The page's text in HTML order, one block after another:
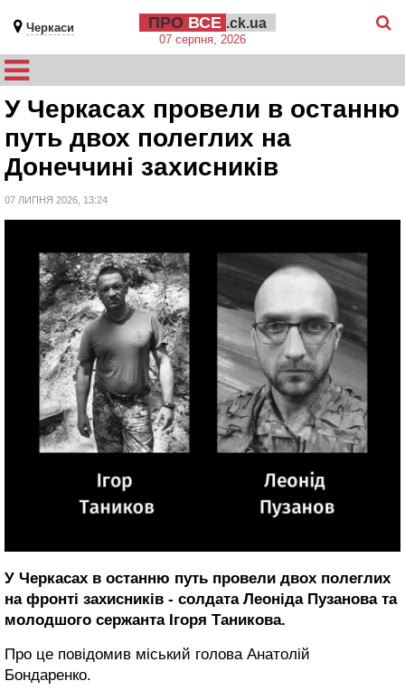
Черкаси ПРО ВСЕ .ck.ua
07 серпня, 2026
У Черкасах провели в останню
путь двох полеглих на
Донеччині захисників
07 ЛИПНЯ 2026, 13:24
У Черкасах в останню путь провели двох полеглих
на фронті захисників - солдата Леоніда Пузанова та
молодшого сержанта Ігоря Таникова.
Про це повідомив міський голова Анатолій
Бондаренко.